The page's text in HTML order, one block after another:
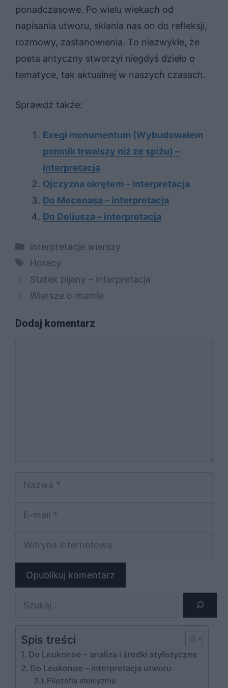
ponadczasowe. Po wielu wiekach od
napisania utworu, skłania nas on do refleksji,
rozmowy, zastanowienia. To niezwykłe, że
poeta antyczny stworzył niegdyś dzieło o
tematyce, tak aktualnej w naszych czasach.
Sprawdź także:
Exegi monumentum (Wybudowałem
pomnik trwalszy niż ze spiżu) –
interpretacja
Ojczyzna okrętem – interpretacja
Do Mecenasa – interpretacja
Do Deliusza – interpretacja
Kategorie
interpretacje wierszy
Tagi
Horacy
Statek pijany – interpretacja
Wiersze o mamie
Dodaj komentarz
Nazwa
Witryna
Szukaj
Spis treści
Do Leukonoe – analiza i środki stylistyczne
Do Leukonoe – interpretacja utworu
Filozofia stoicyzmu